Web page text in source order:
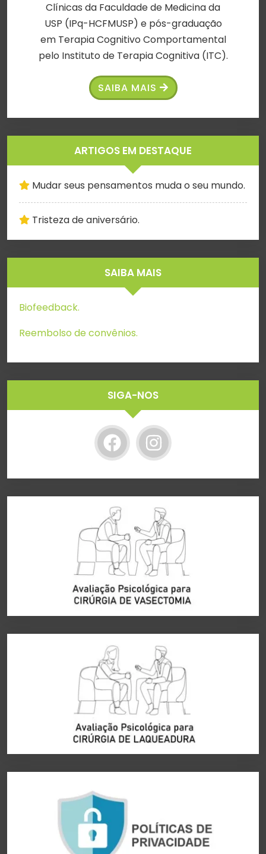
Clínicas da Faculdade de Medicina da
USP (IPq-HCFMUSP) e pós-graduação
em Terapia Cognitivo Comportamental
pelo Instituto de Terapia Cognitiva (ITC).
SAIBA MAIS
ARTIGOS EM DESTAQUE
Mudar seus pensamentos muda o seu mundo.
Tristeza de aniversário.
SAIBA MAIS
Biofeedback.
Reembolso de convênios.
SIGA-NOS